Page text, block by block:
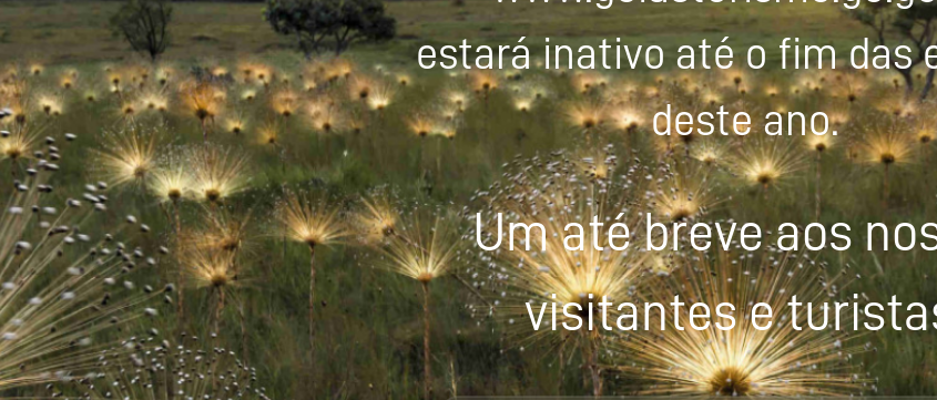
estará inativo até o fim das
deste ano.
Um até breve aos
visitantes e